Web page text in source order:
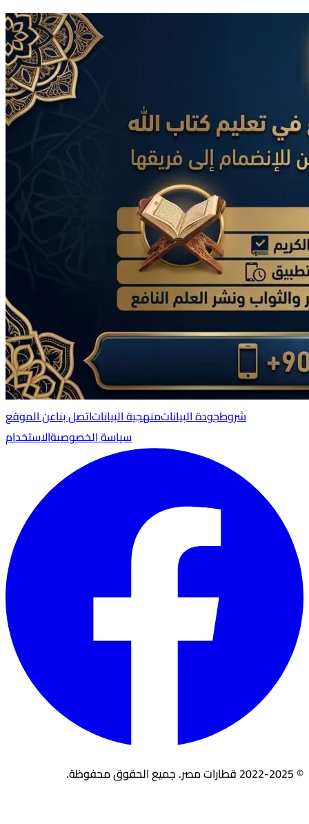
عن الموقعاتصل بنامنهجية البياناتجودة البياناتشروط
الاستخدامسياسة الخصوصية
© 2022-2025 قطارات مصر. جميع الحقوق محفوظة.